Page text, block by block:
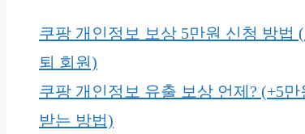
쿠팡 개인정보 보상 5만원 신청 방법
퇴 회원)
쿠팡 개인정보 유출 보상 언제? (+5만
받는 방법)